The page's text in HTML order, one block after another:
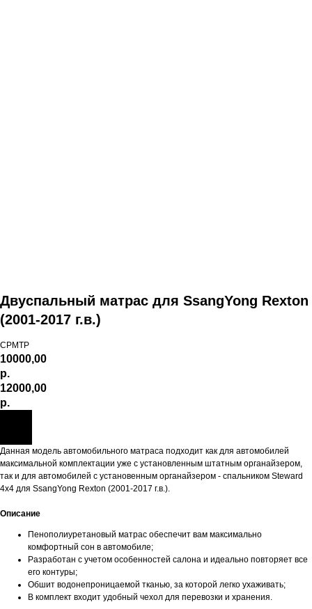
Двуспальный матрас для SsangYong Rexton
(2001-2017 г.в.)
СРМТР
10000,00
р.
12000,00
р.
Данная модель автомобильного матраса подходит как для автомобилей
максимальной комплектации уже с установленным штатным органайзером,
так и для автомобилей с установенным органайзером - спальником Steward
4x4 для SsangYong Rexton (2001-2017 г.в.).
Описание
Пенополиуретановый матрас обеспечит вам максимально
комфортный сон в автомобиле;
Разработан с учетом особенностей салона и идеально повторяет все
его контуры;
Обшит водонепроницаемой тканью, за которой легко ухаживать;
В комплект входит удобный чехол для перевозки и хранения.